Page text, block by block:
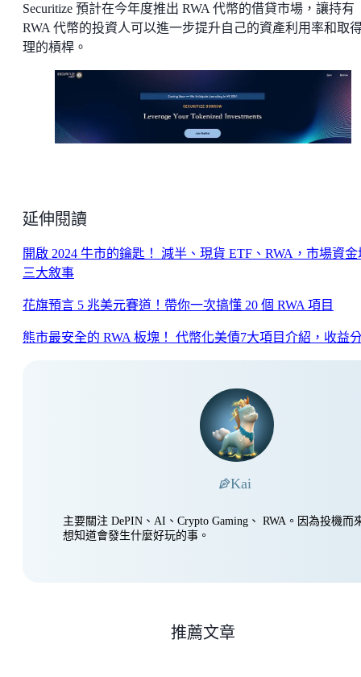
Securitize 預計在今年度推出 RWA 代幣的借貸市場，讓持有
RWA 代幣的投資人可以進一步提升自己的資產利用率和取
理的槓桿。
延伸閱讀
開啟 2024 牛市的鑰匙！ 減半、現貨 ETF、RWA，市場資金
三大敘事
花旗預言 5 兆美元賽道！帶你一次搞懂 20 個 RWA 項目
熊市最安全的 RWA 板塊！ 代幣化美債7大項目介紹，收益
Kai
主要關注 DePIN、AI、Crypto Gaming、 RWA。因為投機而
想知道會發生什麼好玩的事。
推薦文章